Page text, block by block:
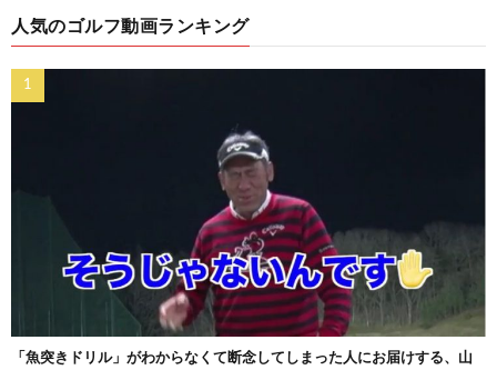
人気のゴルフ動画ランキング
「魚突きドリル」がわからなくて断念してしまった人にお届けする、山